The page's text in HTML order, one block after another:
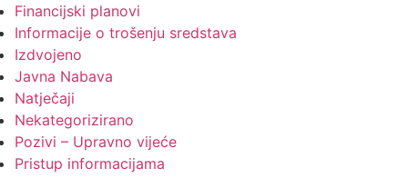
Financijski planovi
Informacije o trošenju sredstava
Izdvojeno
Javna Nabava
Natječaji
Nekategorizirano
Pozivi – Upravno vijeće
Pristup informacijama